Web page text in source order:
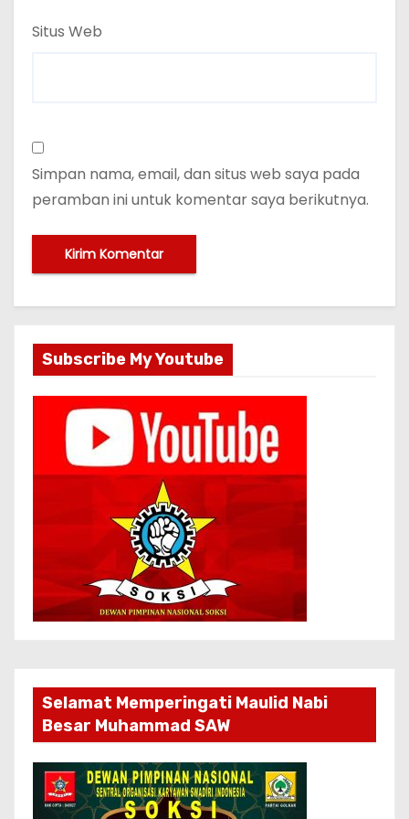
Situs Web
Simpan nama, email, dan situs web saya pada
peramban ini untuk komentar saya berikutnya.
Subscribe My Youtube
Selamat Memperingati Maulid Nabi
Besar Muhammad SAW